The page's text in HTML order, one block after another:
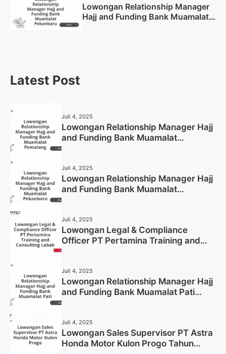
Lowongan Relationship Manager
Hajj and Funding Bank Muamalat
Latest Post
Juli 4, 2025
Lowongan Relationship Manager Hajj
and Funding Bank Muamalat
Juli 4, 2025
Lowongan Relationship Manager Hajj
and Funding Bank Muamalat
Juli 4, 2025
Lowongan Legal & Compliance
Officer PT Pertamina Training and
Juli 4, 2025
Lowongan Relationship Manager Hajj
and Funding Bank Muamalat Pati
Juli 4, 2025
Lowongan Sales Supervisor PT Astra
Honda Motor Kulon Progo Tahun